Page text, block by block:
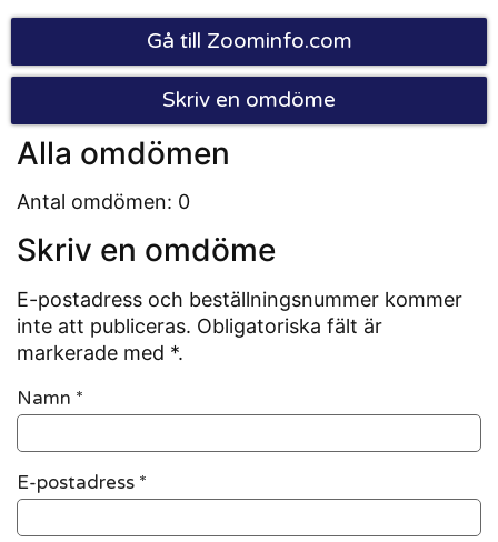
Gå till Zoominfo.com
Skriv en omdöme
Alla omdömen
Antal omdömen: 0
Skriv en omdöme
E-postadress och beställningsnummer kommer
inte att publiceras. Obligatoriska fält är
markerade med *.
Namn *
E-postadress *